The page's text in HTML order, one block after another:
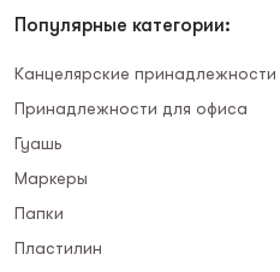
Популярные категории:
Канцелярские принадлежности
Принадлежности для офиса
Гуашь
Маркеры
Папки
Пластилин